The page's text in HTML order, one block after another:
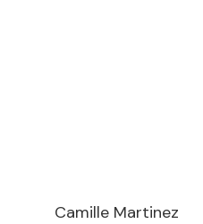
Camille Martinez